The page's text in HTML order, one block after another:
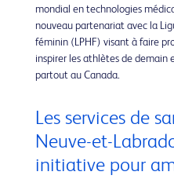
mondial en technologies
nouveau partenariat avec la
féminin (LPHF) visant à faire
inspirer les athlètes de demain
partout au Canada.
Les services de
Neuve-et-
initiative pour